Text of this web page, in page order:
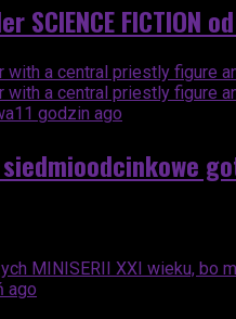
SCIENCE FICTION
11 godzin ago
siedmioodcinkowe
ago